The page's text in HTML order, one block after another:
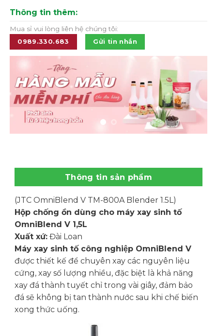
Thông tin thêm:
Mua sỉ vui lòng liên hệ chúng tôi:
0989.330.683 Gửi tin nhắn
Thông tin sản phẩm
(JTC OmniBlend V TM-800A Blender 1.5L)
Hộp chống ồn dùng cho máy xay sinh tố
OmniBlend V 1,5L
Xuất xứ:Đài Loan
Máy xay sinh tố công nghiệp OmniBlend V
được thiết kế để chuyên xay các nguyên liệu
cứng, xay số lượng nhiều, đặc biệt là khả năng
xay đá thành tuyết chỉ trong vài giây, đảm bảo
đá sẽ không bị tan thành nước sau khi chế biến
xong thức uống.